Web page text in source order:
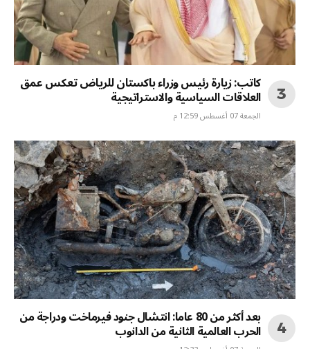
كاتب: زيارة رئيس وزراء باكستان للرياض تعكس عمق
العلاقات السياسية والاستراتيجية
الجمعة 07 أغسطس 12:59 م
بعد أكثر من 80 عاما: انتشال جنود فيرماخت ودراجة من
الحرب العالمية الثانية من الدانوب